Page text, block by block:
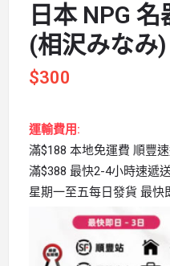
日本 NPG
(相沢みなみ)
$300
運輸費用:
滿$188 本地免運費 順豐
滿$388 最快2-4小時速遞
星期一至五每日發貨 最快